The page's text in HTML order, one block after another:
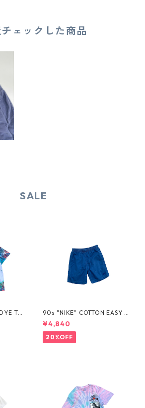
ェックした商品
SALE
TE
90s "NIKE" COTTON EASY S
HORTS
¥4,840
20%OFF